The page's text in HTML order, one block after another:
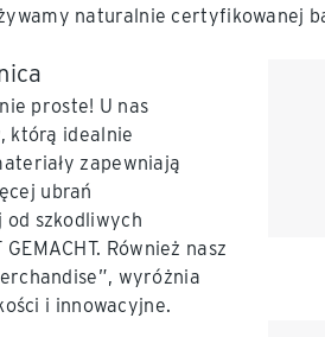
naturalnie certyfikowanej
proste! U nas
którą idealnie
zapewniają
ubrań
od szkodliwych
Również nasz
wyróżnia
i innowacyjne.